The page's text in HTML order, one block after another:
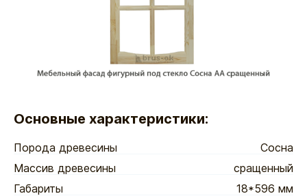
Основные характеристики:
Порода древесины
Сосна
Массив древесины
сращенный
Габариты
18*596 мм